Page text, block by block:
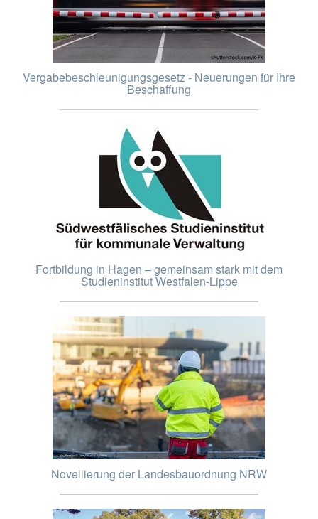
Vergabebeschleunigungsgesetz - Neuerungen für Ihre
Beschaffung
Fortbildung in Hagen – gemeinsam stark mit dem
Studieninstitut Westfalen-Lippe
Novellierung der Landesbauordnung NRW